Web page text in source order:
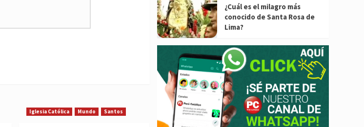
Iglesia Católica Mundo Santos
¿Cuál es el milagro más
conocido de Santa Rosa de
Lima?